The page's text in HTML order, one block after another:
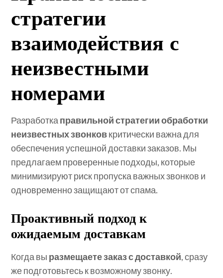
стратегии
взаимодействия с
неизвестными
номерами
Разработка правильной стратегии обработки
неизвестных звонковкритически важна для
обеспечения успешной доставки заказов. Мы
предлагаем проверенные подходы, которые
минимизируют риск пропуска важных звонков и
одновременно защищают от спама.
Проактивный подход к
ожидаемым доставкам
Когда вы размещаете заказ с доставкой, сразу
же подготовьтесь к возможному звонку.